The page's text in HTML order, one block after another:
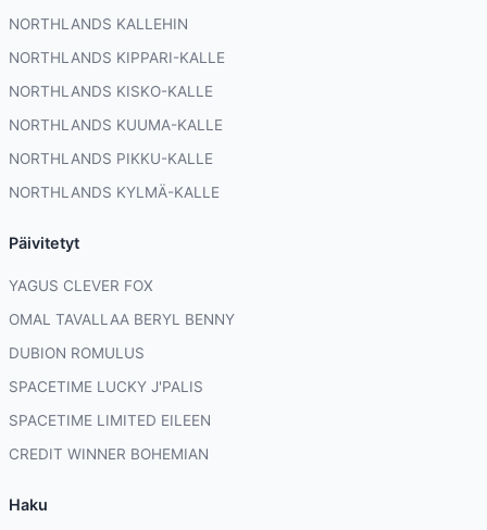
NORTHLANDS KALLEHIN
NORTHLANDS KIPPARI-KALLE
NORTHLANDS KISKO-KALLE
NORTHLANDS KUUMA-KALLE
NORTHLANDS PIKKU-KALLE
NORTHLANDS KYLMÄ-KALLE
Päivitetyt
YAGUS CLEVER FOX
OMAL TAVALLAA BERYL BENNY
DUBION ROMULUS
SPACETIME LUCKY J'PALIS
SPACETIME LIMITED EILEEN
CREDIT WINNER BOHEMIAN
Haku